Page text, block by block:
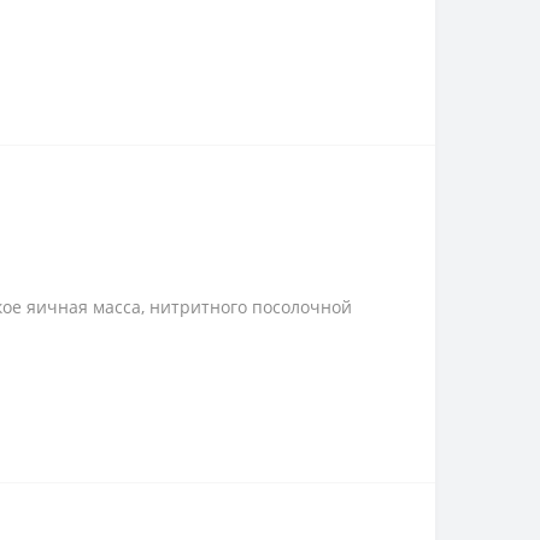
яичная масса, нитритного посолочной